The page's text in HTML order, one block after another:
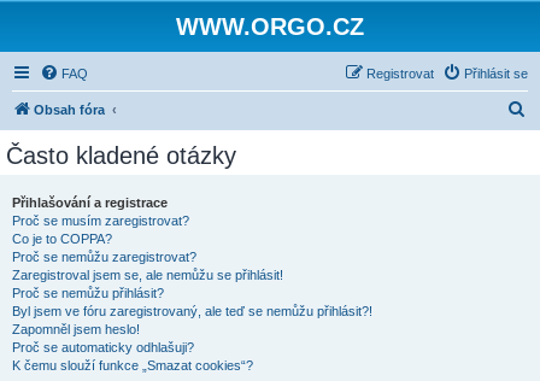
WWW.ORGO.CZ
FAQ Přihlásit se
Registrovat
Obsah fóra
Často kladené otázky
Přihlašování a registrace
Proč se musím zaregistrovat?
Co je to COPPA?
Proč se nemůžu zaregistrovat?
Zaregistroval jsem se, ale nemůžu se přihlásit!
Proč se nemůžu přihlásit?
Byl jsem ve fóru zaregistrovaný, ale teď se nemůžu přihlásit?!
Zapomněl jsem heslo!
Proč se automaticky odhlašuji?
K čemu slouží funkce „Smazat cookies“?